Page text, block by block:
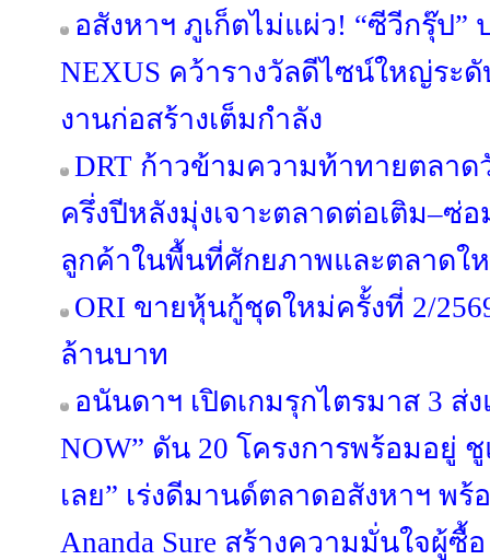
อสังหาฯ ภูเก็ตไม่แผ่ว! “ซีวีกรุ๊ป”
NEXUS คว้ารางวัลดีไซน์ใหญ่ระ
งานก่อสร้างเต็มกำลัง
DRT ก้าวข้ามความท้าทายตลาด
ครึ่งปีหลังมุ่งเจาะตลาดต่อเติม–ซ่
ลูกค้าในพื้นที่ศักยภาพและตลาดใ
ORI ขายหุ้นกู้ชุดใหม่ครั้งที่ 2/
ล้านบาท
อนันดาฯ เปิดเกมรุกไตรมาส 3 ส่
NOW” ดัน 20 โครงการพร้อมอยู่
เลย” เร่งดีมานด์ตลาดอสังหาฯ พ
Ananda Sure สร้างความมั่นใจผู้ซื้อ